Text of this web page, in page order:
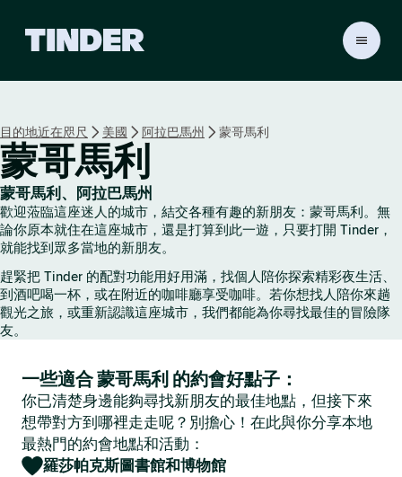
r
目的地近在咫尺 美國 阿拉巴馬州 蒙哥馬利
蒙哥馬利
蒙哥馬利、阿拉巴馬州
歡迎蒞臨這座迷人的城市，結交各種有趣的新朋友：蒙哥馬利。無
論你原本就住在這座城市，還是打算到此一遊，只要打開 Tinder，
就能找到眾多當地的新朋友。
趕緊把 Tinder 的配對功能用好用滿，找個人陪你探索精彩夜生活、
到酒吧喝一杯，或在附近的咖啡廳享受咖啡。若你想找人陪你來趟
觀光之旅，或重新認識這座城市，我們都能為你尋找最佳的冒險隊
友。
一些適合 蒙哥馬利 的約會好點子：
你已清楚身邊能夠尋找新朋友的最佳地點，但接下來
想帶對方到哪裡走走呢？別擔心！在此與你分享本地
最熱門的約會地點和活動：
羅莎帕克斯圖書館和博物館